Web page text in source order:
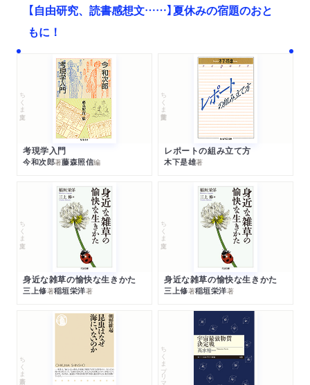
【自由研究、読書感想文……】夏休みの宿題のおと
もに！
ちくま文庫
考現学入門
今和次郎著藤森照信編
ちくま学芸文庫
レポートの組み立て方
木下是雄著
ちくま文庫
身近な雑草の愉快な生きかた
三上修著稲垣栄洋著
ちくま文庫
身近な雑草の愉快な生きかた
三上修著稲垣栄洋著
ちくま新書 ちくまプリマー新書